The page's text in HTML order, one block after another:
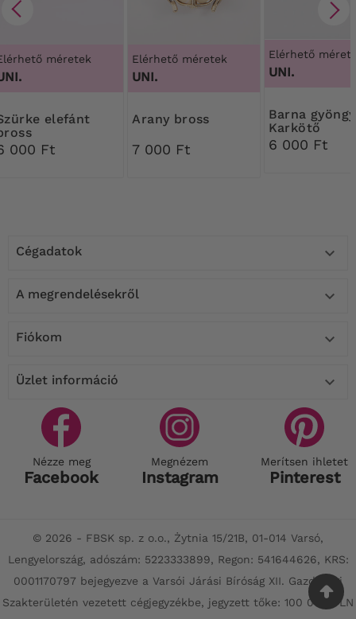
méretek
000 Ft
Elérhető méretek
UNI.
Arany bross
7 000 Ft
Elérhető
UNI.
Barna gyöngyös
Karkötő
6 000 Ft
Cégadatok 
A megrendelésekről 
Fiókom 
Üzlet információ 
Nézze meg
Facebook
Megnézem
Instagram
Merítsen ihletet
Pinterest
© 2026 - FBSK sp. z o.o., Żytnia 15/21B, 01-014 Varsó,
Lengyelország, adószám: 5223333899, Regon: 541644626, KRS:
0001170797 bejegyezve a Varsói Járási Bíróság XII. Gazdasági
Szakterületén vezetett cégjegyzékbe, jegyzett tőke: 100 000 PLN